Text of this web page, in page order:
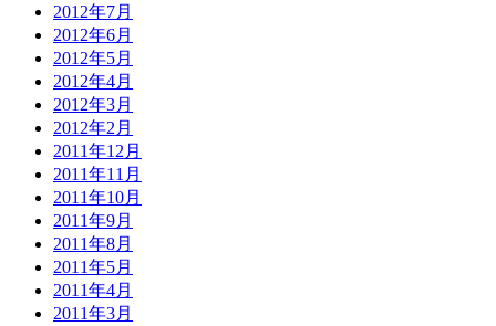
2012年7月
2012年6月
2012年5月
2012年4月
2012年3月
2012年2月
2011年12月
2011年11月
2011年10月
2011年9月
2011年8月
2011年5月
2011年4月
2011年3月